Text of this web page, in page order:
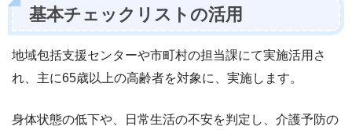
基本チェックリストの活用
地域包括支援センターや市町村の担当課にて実施活用さ
れ、主に65歳以上の高齢者を対象に、実施します。
身体状態の低下や、日常生活の不安を判定し、介護予防の